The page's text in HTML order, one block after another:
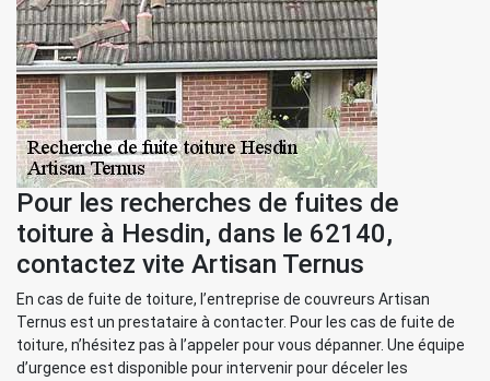
Pour les recherches de fuites de
toiture à Hesdin, dans le 62140,
contactez vite Artisan Ternus
En cas de fuite de toiture, l’entreprise de couvreurs Artisan
Ternus est un prestataire à contacter. Pour les cas de fuite de
toiture, n’hésitez pas à l’appeler pour vous dépanner. Une équipe
d’urgence est disponible pour intervenir pour déceler les